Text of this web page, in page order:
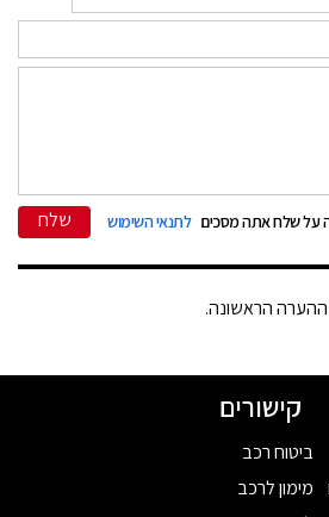
על שלח אתה מסכים לתנאי השימוש שלח
ההערה הראשונה.
קישורים
ביטוח רכב
מימון לרכב